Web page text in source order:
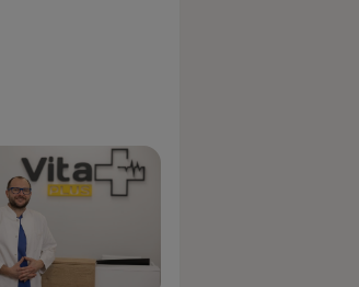
blokady
.